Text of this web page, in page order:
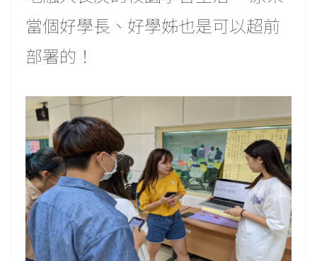
當個好學長、好學姊也是可以超前
部署的！